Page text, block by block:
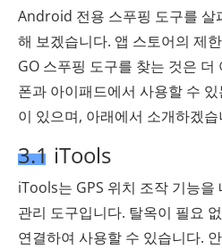
Android 전용 스푸핑 도구를 살
해 보겠습니다. 앱 스토어의 제
GO 스푸핑 도구를 찾는 것은 더
폰과 아이패드에서 사용할 수
이 있으며, 아래에서 소개하겠습
3.1 iTools
iTools는 GPS 위치 조작 기능을
관리 도구입니다. 탈옥이 필요
연결하여 사용할 수 있습니다.